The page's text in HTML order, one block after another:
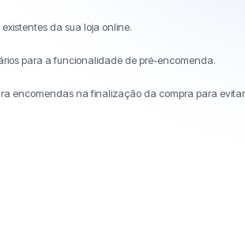
da sua loja online.
para a funcionalidade de pré-encomenda.
encomendas na finalização da compra para